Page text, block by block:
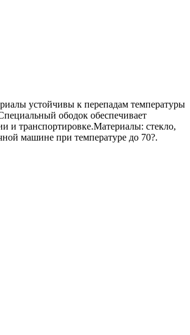
устойчивы к перепадам температуры
ободок обеспечивает
и транспортировке.Материалы: стекло,
машине при температуре до 70?.